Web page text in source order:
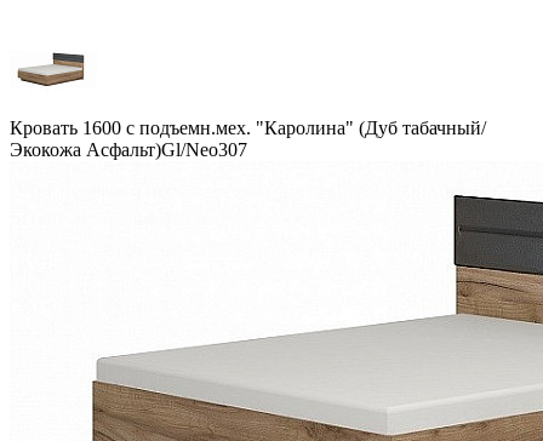
Кровать 1600 с подъемн.мех. "Каролина" (Дуб табачный/
Экокожа Асфальт)Gl/Neo307